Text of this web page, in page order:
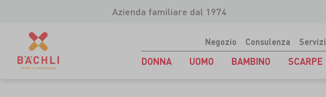
Azienda familiare dal 1974
Negozio Consulenza Servizi
DONNA UOMO BAMBINO SCARPE